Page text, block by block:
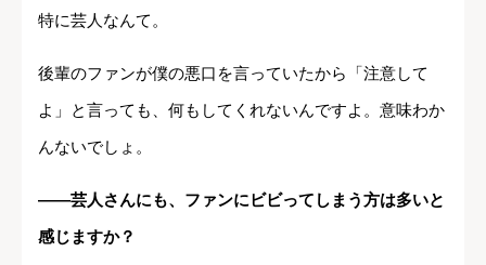
特に芸人なんて。
後輩のファンが僕の悪口を言っていたから「注意して
よ」と言っても、何もしてくれないんですよ。意味わか
んないでしょ。
――芸人さんにも、ファンにビビってしまう方は多いと
感じますか？